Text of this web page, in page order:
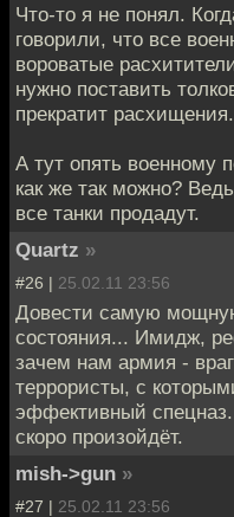
Что-то я не понял.
говорили, что все
вороватые
нужно поставить
прекратит расхищения.
А тут опять военному
как же так можно?
все танки продадут.
Quartz »
#26 | 25.02.11 23:56
Довести самую
состояния... Имидж,
зачем нам армия -
террористы, с
эффективный
скоро произойдёт.
mish->gun »
#27 | 25.02.11 23:56